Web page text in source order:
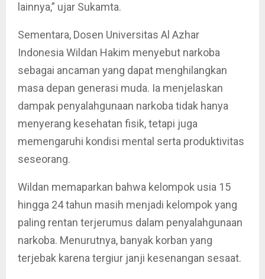
lainnya,” ujar Sukamta.
Sementara, Dosen Universitas Al Azhar
Indonesia Wildan Hakim menyebut narkoba
sebagai ancaman yang dapat menghilangkan
masa depan generasi muda. Ia menjelaskan
dampak penyalahgunaan narkoba tidak hanya
menyerang kesehatan fisik, tetapi juga
memengaruhi kondisi mental serta produktivitas
seseorang.
Wildan memaparkan bahwa kelompok usia 15
hingga 24 tahun masih menjadi kelompok yang
paling rentan terjerumus dalam penyalahgunaan
narkoba. Menurutnya, banyak korban yang
terjebak karena tergiur janji kesenangan sesaat.